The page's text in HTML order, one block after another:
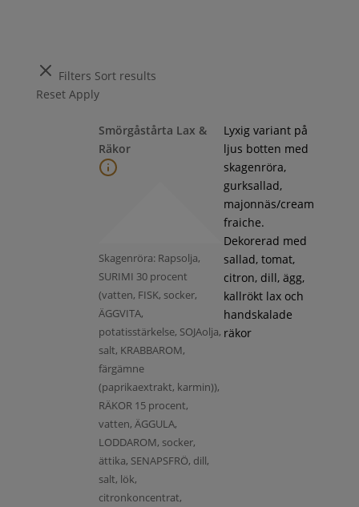
Filters Sort results
Reset Apply
Smörgåstårta Lax &
Räkor
Skagenröra: Rapsolja,
SURIMI 30 procent
(vatten, FISK, socker,
ÄGGVITA,
potatisstärkelse, SOJAolja,
salt, KRABBAROM,
färgämne
(paprikaextrakt, karmin)),
RÄKOR 15 procent,
vatten, ÄGGULA,
LODDAROM, socker,
ättika, SENAPSFRÖ, dill,
salt, lök,
citronkoncentrat,
Lyxig variant på
ljus botten med
skagenröra,
gurksallad,
majonnäs/cream
fraiche.
Dekorerad med
sallad, tomat,
citron, dill, ägg,
kallrökt lax och
handskalade
räkor